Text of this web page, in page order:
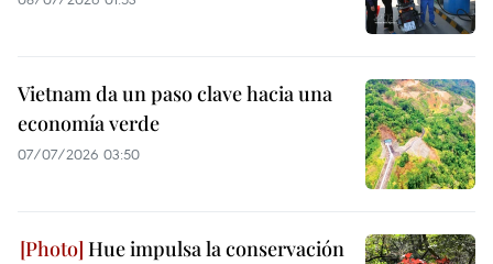
Vietnam da un paso clave hacia una
economía verde
07/07/2026 03:50
Hue impulsa la conservación